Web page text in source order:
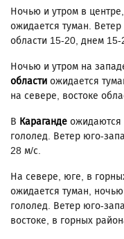
Ночью и утром в
ожидается туман.
области 15-20, днем 15-
Ночью и утром на
области ожидается
на севере, востоке
В Караганде ожидаются
гололед. Ветер юго-
28 м/с.
На севере, юге, в
ожидается туман,
гололед. Ветер юго-
востоке, в горных